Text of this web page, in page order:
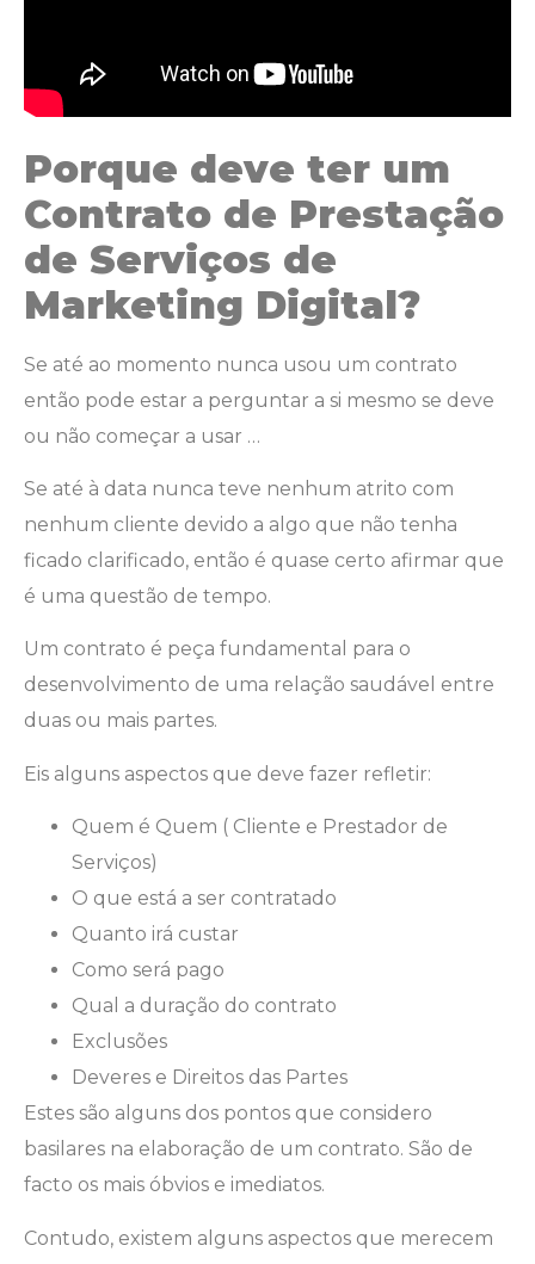
Porque deve ter um
Contrato de Prestação
de Serviços de
Marketing Digital?
Se até ao momento nunca usou um contrato
então pode estar a perguntar a si mesmo se deve
ou não começar a usar …
Se até à data nunca teve nenhum atrito com
nenhum cliente devido a algo que não tenha
ficado clarificado, então é quase certo afirmar que
é uma questão de tempo.
Um contrato é peça fundamental para o
desenvolvimento de uma relação saudável entre
duas ou mais partes.
Eis alguns aspectos que deve fazer refletir:
Quem é Quem ( Cliente e Prestador de
Serviços)
O que está a ser contratado
Quanto irá custar
Como será pago
Qual a duração do contrato
Exclusões
Deveres e Direitos das Partes
Estes são alguns dos pontos que considero
basilares na elaboração de um contrato. São de
facto os mais óbvios e imediatos.
Contudo, existem alguns aspectos que merecem